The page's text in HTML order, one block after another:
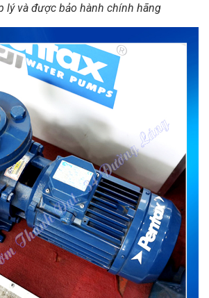
lý và được bảo hành chính hãng